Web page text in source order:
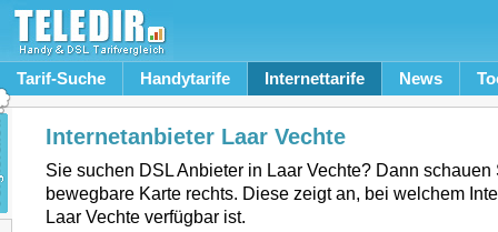
Tarif-Suche Handytarife Internettarife News
Internetanbieter Laar Vechte
Sie suchen DSL Anbieter in Laar Vechte? Dann schauen
bewegbare Karte rechts. Diese zeigt an, bei welchem
Laar Vechte verfügbar ist.